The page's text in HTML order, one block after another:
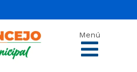
Menú